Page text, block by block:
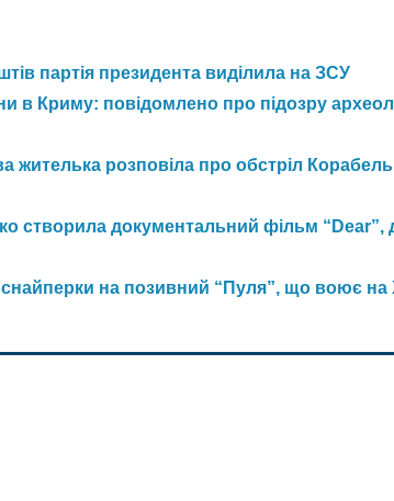
партія президента виділила на ЗСУ
в Криму: повідомлено про підозру
жителька розповіла про обстріл
створила документальний фільм “Dear”,
на позивний “Пуля”, що воює